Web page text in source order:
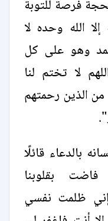
فرصة للتوبة
الله وحده لا
وهو على كل
لا تختم لنا
من الذين رحمتهم
بالدعاء قائلًا
بقلوبنا
إني ظلمت نفسي